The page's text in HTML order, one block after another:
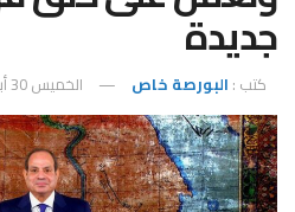
جديدة
كتب : البورصة خاص الخميس 30 أبريل 2026